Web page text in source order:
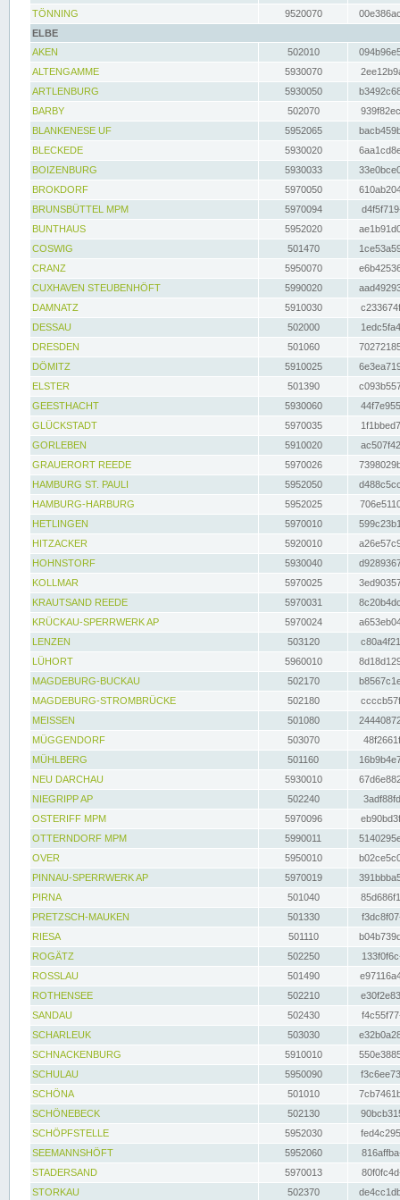
TÖNNING
9520070
ELBE
AKEN
502010
ALTENGAMME
5930070
ARTLENBURG
5930050
BARBY
502070
BLANKENESE UF
5952065
BLECKEDE
5930020
BOIZENBURG
5930033
BROKDORF
5970050
BRUNSBÜTTEL MPM
5970094
BUNTHAUS
5952020
COSWIG
501470
CRANZ
5950070
CUXHAVEN STEUBENHÖFT
5990020
DAMNATZ
5910030
DESSAU
502000
DRESDEN
501060
DÖMITZ
5910025
ELSTER
501390
GEESTHACHT
5930060
GLÜCKSTADT
5970035
GORLEBEN
5910020
GRAUERORT REEDE
5970026
HAMBURG ST. PAULI
5952050
HAMBURG-HARBURG
5952025
HETLINGEN
5970010
HITZACKER
5920010
HOHNSTORF
5930040
KOLLMAR
5970025
KRAUTSAND REEDE
5970031
KRÜCKAU-SPERRWERK AP
5970024
LENZEN
503120
LÜHORT
5960010
MAGDEBURG-BUCKAU
502170
MAGDEBURG-STROMBRÜCKE
502180
MEISSEN
501080
MÜGGENDORF
503070
MÜHLBERG
501160
NEU DARCHAU
5930010
NIEGRIPP AP
502240
OSTERIFF MPM
5970096
OTTERNDORF MPM
5990011
OVER
5950010
PINNAU-SPERRWERK AP
5970019
PIRNA
501040
PRETZSCH-MAUKEN
501330
RIESA
501110
ROGÄTZ
502250
ROSSLAU
501490
ROTHENSEE
502210
SANDAU
502430
SCHARLEUK
503030
SCHNACKENBURG
5910010
SCHULAU
5950090
SCHÖNA
501010
SCHÖNEBECK
502130
SCHÖPFSTELLE
5952030
SEEMANNSHÖFT
5952060
STADERSAND
5970013
STORKAU
502370